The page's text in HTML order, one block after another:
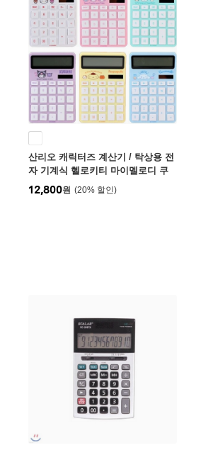
산리오 캐릭터즈 계산기 / 탁상용 전
자 기계식 헬로키티 마이멜로디 쿠
로미 폼폼푸린 시나모롤
20%
12,800원